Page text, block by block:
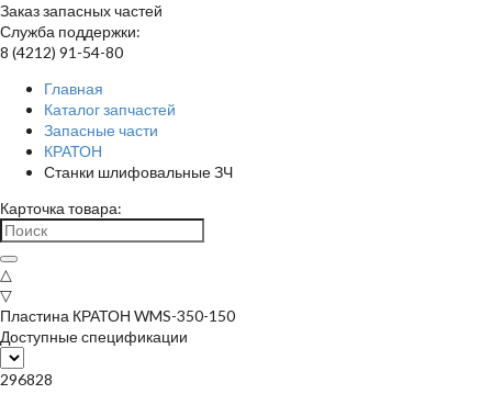
Заказ запасных частей
Служба поддержки:
8 (4212) 91-54-80
Главная
Каталог запчастей
Запасные части
КРАТОН
Станки шлифовальные ЗЧ
Карточка товара:
△
▽
Пластина КРАТОН WMS-350-150
Доступные спецификации
296828